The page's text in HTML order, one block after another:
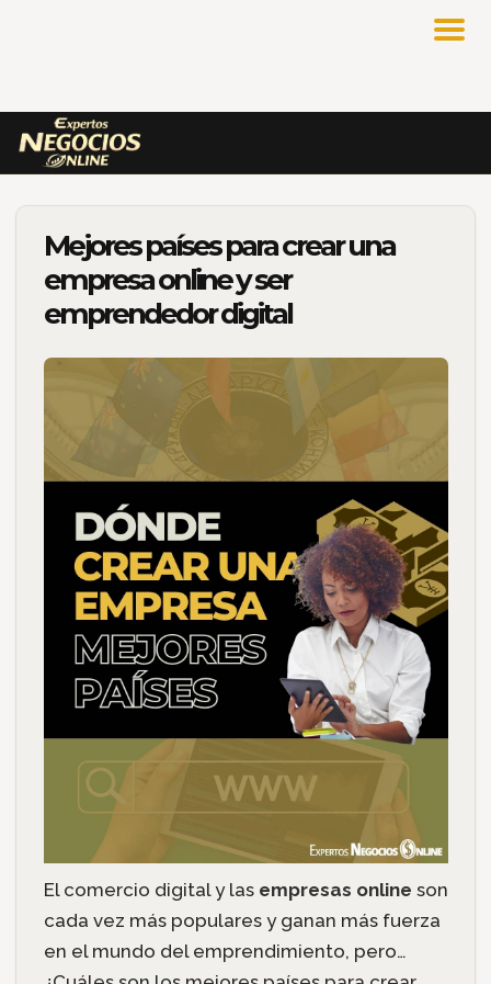
Mejores países para crear una
empresa online y ser
emprendedor digital
El comercio digital y las empresas online son
cada vez más populares y ganan más fuerza
en el mundo del emprendimiento, pero…